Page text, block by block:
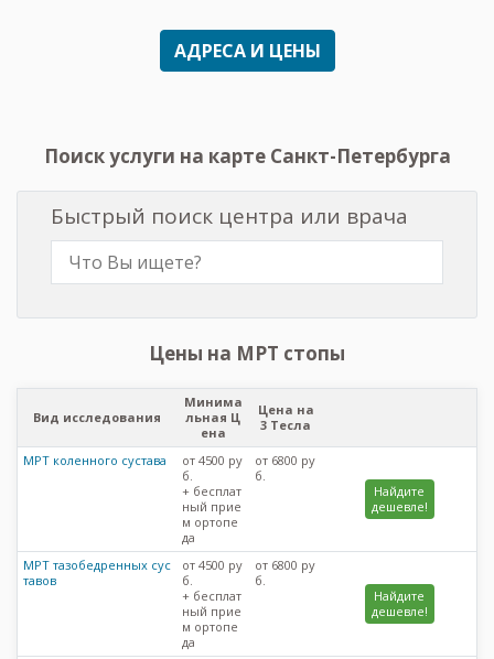
АДРЕСА И ЦЕНЫ
Поиск услуги на карте Санкт-Петербурга
Быстрый поиск центра или врача
Цены на МРТ стопы
Вид исследования
Минима
льная Ц
ена
Цена на
3 Тесла
МРТ коленного сустава
от 4500 ру
б.
+ бесплат
ный прие
м ортопе
да
от 6800 ру
б.
Найдите
дешевле!
МРТ тазобедренных сус
тавов
от 4500 ру
б.
+ бесплат
ный прие
м ортопе
да
от 6800 ру
б.
Найдите
дешевле!